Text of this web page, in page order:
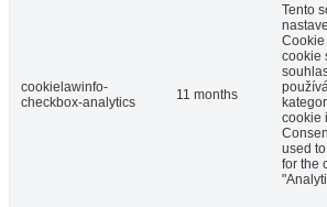
cookielawinfo-
checkbox-analytics
11 months
Tento
cookie
cookie
used
for the